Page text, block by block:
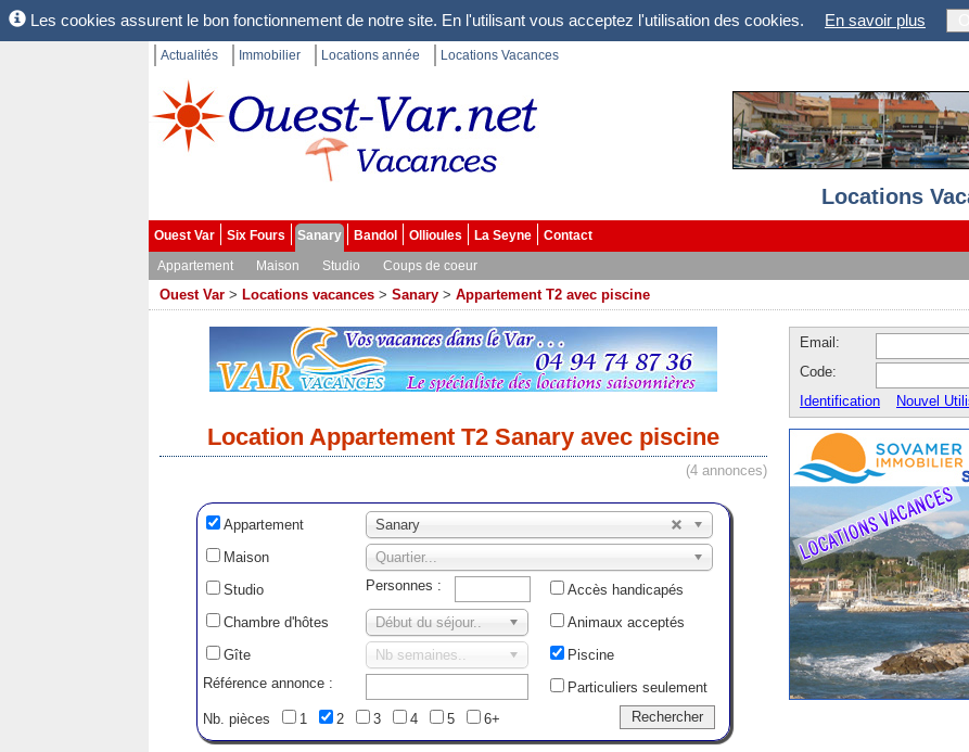
Les cookies assurent le bon fonctionnement de notre site. En l'utilisant vous acceptez l'utilisation des cookies. En savoir plus
Actualités Immobilier Locations année Locations Vacances
Locations
Ouest Var Six Fours Sanary Bandol Ollioules La Seyne
Contact
Appartement
Maison Studio Coups de coeur
Ouest Var > Locations vacances > Sanary > Appartement T2 avec piscine
Location Appartement T2 Sanary avec piscine
(4 annonces)
Appartement
Sanary
Maison
Quartier...
Studio
Personnes :
Accès handicapés
Chambre d'hôtes
Début du séjour..
Animaux acceptés
Gîte
Nb semaines..
Piscine
Référence annonce :
Particuliers seulement
Nb. pièces
1 2 3 4 5 6+
Email:
Code:
Identification
Nouvel